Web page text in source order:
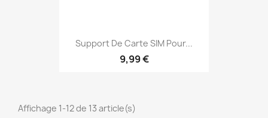
Support De Carte SIM Pour...
9,99 €
Affichage 1-12 de 13 article(s)